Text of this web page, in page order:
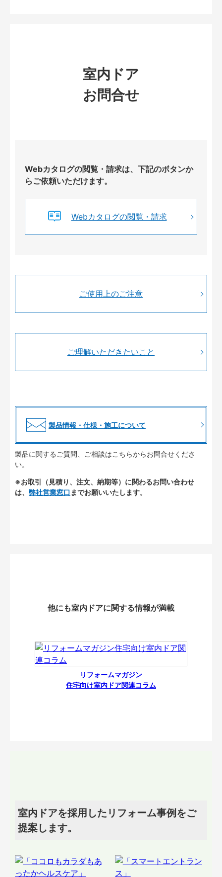
室内ドア
お問合せ
Webカタログの閲覧・請求は、下記のボタンか
らご依頼いただけます。
Webカタログの閲覧・請求
ご使用上のご注意
ご理解いただきたいこと
製品情報・仕様・施工について
製品に関するご質問、ご相談はこちらからお問合せくださ
い。
※お取引（見積り、注文、納期等）に関わるお問い合わせ
は、 弊社営業窓口 までお願いいたします。
他にも室内ドアに関する情報が満載
リフォームマガジン
住宅向け室内ドア関連コラム
室内ドアを採用したリフォーム事例をご
提案します。